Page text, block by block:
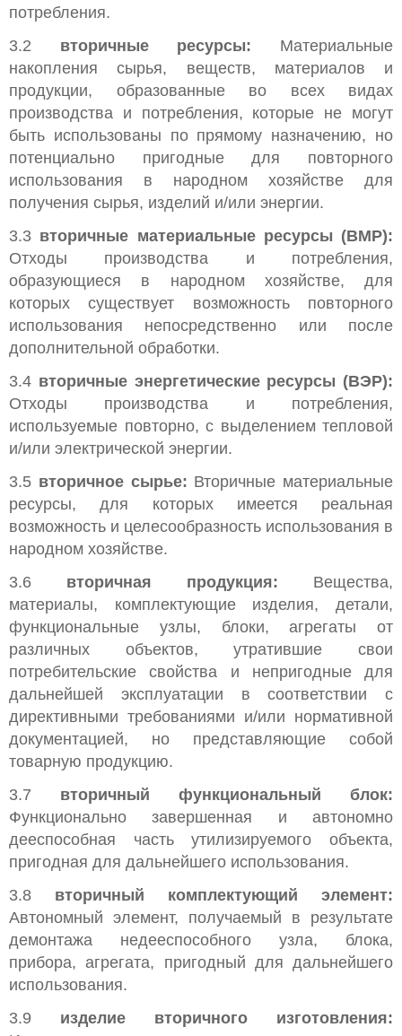
потребления.
3.2 вторичные ресурсы: Материальные
накопления сырья, веществ, материалов и
продукции, образованные во всех видах
производства и потребления, которые не могут
быть использованы по прямому назначению, но
потенциально пригодные для повторного
использования в народном хозяйстве для
получения сырья, изделий и/или энергии.
3.3 вторичные материальные ресурсы (BMP):
Отходы производства и потребления,
образующиеся в народном хозяйстве, для
которых существует возможность повторного
использования непосредственно или после
дополнительной обработки.
3.4 вторичные энергетические ресурсы (ВЭР):
Отходы производства и потребления,
используемые повторно, с выделением тепловой
и/или электрической энергии.
3.5 вторичное сырье: Вторичные материальные
ресурсы, для которых имеется реальная
возможность и целесообразность использования в
народном хозяйстве.
3.6 вторичная продукция: Вещества,
материалы, комплектующие изделия, детали,
функциональные узлы, блоки, агрегаты от
различных объектов, утратившие свои
потребительские свойства и непригодные для
дальнейшей эксплуатации в соответствии с
директивными требованиями и/или нормативной
документацией, но представляющие собой
товарную продукцию.
3.7 вторичный функциональный блок:
Функционально завершенная и автономно
дееспособная часть утилизируемого объекта,
пригодная для дальнейшего использования.
3.8 вторичный комплектующий элемент:
Автономный элемент, получаемый в результате
демонтажа недееспособного узла, блока,
прибора, агрегата, пригодный для дальнейшего
использования.
3.9 изделие вторичного изготовления: